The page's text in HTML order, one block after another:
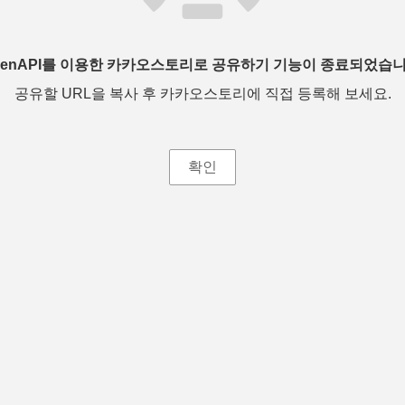
를 이용한 카카오스토리로 공유하기 기능이 종료되었습
공유할 URL을 복사 후 카카오스토리에 직접 등록해 보세요.
확인